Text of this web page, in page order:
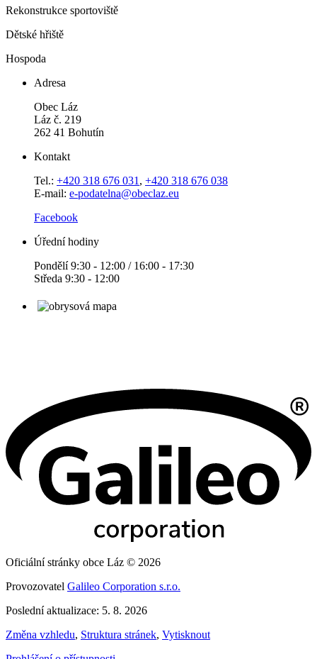
Rekonstrukce sportoviště
Dětské hřiště
Hospoda
Adresa
Obec Láz
Láz č. 219
262 41 Bohutín
Kontakt
Tel.: +420 318 676 031 , +420 318 676 038
E-mail: e-podatelna@obeclaz.eu
Facebook
Úřední hodiny
Pondělí 9:30 - 12:00 / 16:00 - 17:30
Středa 9:30 - 12:00
Oficiální stránky obce Láz © 2026
Provozovatel Galileo Corporation s.r.o.
Poslední aktualizace: 5. 8. 2026
Změna vzhledu, Struktura stránek, Vytisknout